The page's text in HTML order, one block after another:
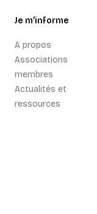
Je m’informe
A propos
Associations
membres
Actualités et
ressources